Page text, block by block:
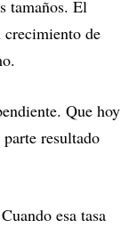
tamaños. El
de
Que hoy
resultado
esa tasa